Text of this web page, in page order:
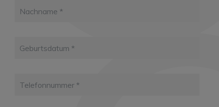
Nachname
Geburtsdatum
Telefonnummer